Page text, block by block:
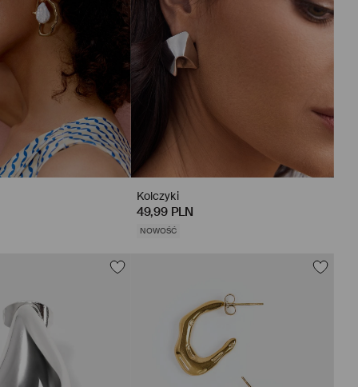
Kolczyki
49,99 PLN
NOWOŚĆ